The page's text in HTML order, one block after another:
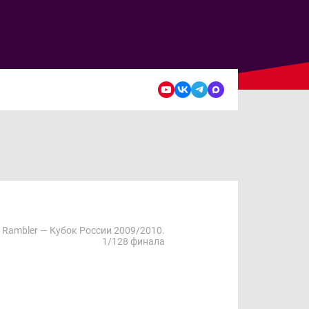
Rambler — Кубок России 2009/2010.
1/128 финала